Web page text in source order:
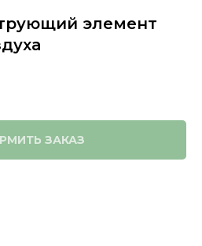
элемент
ЗАКАЗ